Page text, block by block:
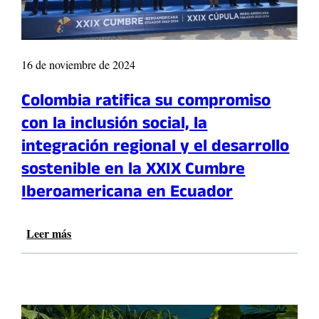
a
p
a
a
s
t
u
d
i
a
r
s
n
d
a
d
e
d
e
l
o
b
i
e
n
a
a
V
n
i
a
p
u
e
s
t
a
o
r
x
16 de noviembre de 2024
Colombia ratifica su compromiso
con la inclusión social, la
integración regional y el desarrollo
sostenible en la XXIX Cumbre
Iberoamericana en Ecuador
Leer más:
m